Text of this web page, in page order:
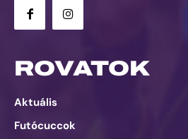
ROVATOK
Aktuális
Futócuccok